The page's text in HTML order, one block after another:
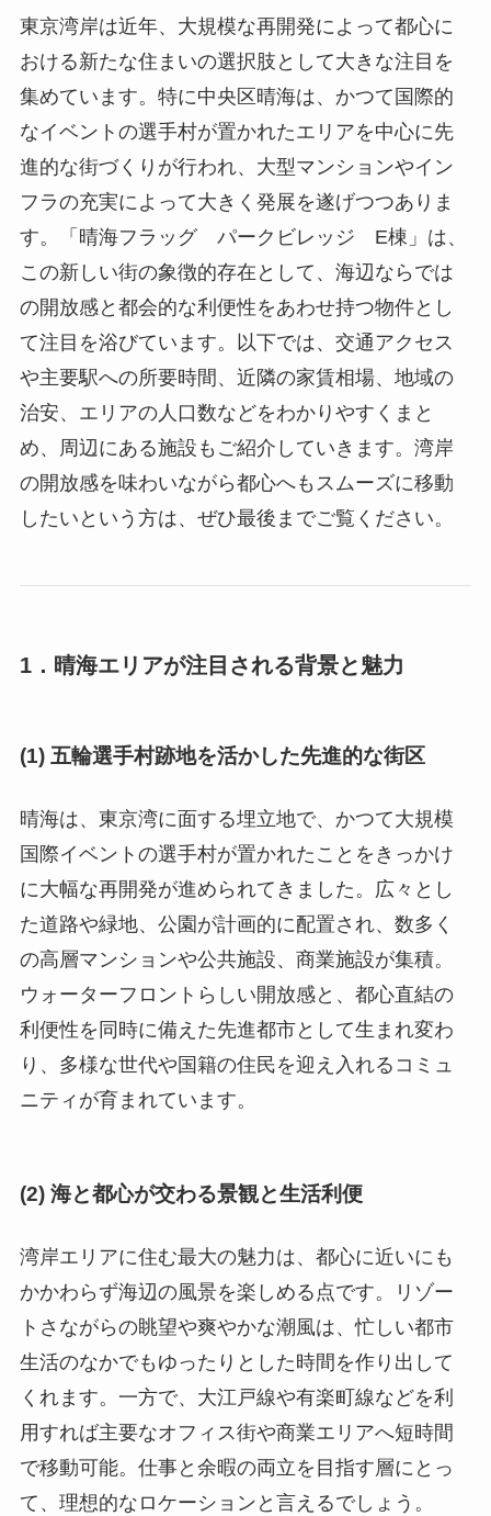
東京湾岸は近年、大規模な再開発によって都心に
おける新たな住まいの選択肢として大きな注目を
集めています。特に中央区晴海は、かつて国際的
なイベントの選手村が置かれたエリアを中心に先
進的な街づくりが行われ、大型マンションやイン
フラの充実によって大きく発展を遂げつつありま
す。「晴海フラッグ パークビレッジ E棟」は、
この新しい街の象徴的存在として、海辺ならでは
の開放感と都会的な利便性をあわせ持つ物件とし
て注目を浴びています。以下では、交通アクセス
や主要駅への所要時間、近隣の家賃相場、地域の
治安、エリアの人口数などをわかりやすくまと
め、周辺にある施設もご紹介していきます。湾岸
の開放感を味わいながら都心へもスムーズに移動
したいという方は、ぜひ最後までご覧ください。
1．晴海エリアが注目される背景と魅力
(1) 五輪選手村跡地を活かした先進的な街区
晴海は、東京湾に面する埋立地で、かつて大規模
国際イベントの選手村が置かれたことをきっかけ
に大幅な再開発が進められてきました。広々とし
た道路や緑地、公園が計画的に配置され、数多く
の高層マンションや公共施設、商業施設が集積。
ウォーターフロントらしい開放感と、都心直結の
利便性を同時に備えた先進都市として生まれ変わ
り、多様な世代や国籍の住民を迎え入れるコミュ
ニティが育まれています。
(2) 海と都心が交わる景観と生活利便
湾岸エリアに住む最大の魅力は、都心に近いにも
かかわらず海辺の風景を楽しめる点です。リゾー
トさながらの眺望や爽やかな潮風は、忙しい都市
生活のなかでもゆったりとした時間を作り出して
くれます。一方で、大江戸線や有楽町線などを利
用すれば主要なオフィス街や商業エリアへ短時間
で移動可能。仕事と余暇の両立を目指す層にとっ
て、理想的なロケーションと言えるでしょう。